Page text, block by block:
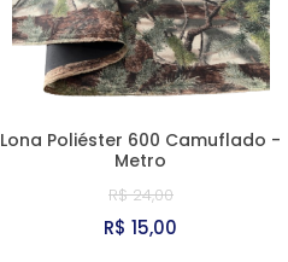
Lona Poliéster 600 Camuflado -
Metro
R$ 24,00
R$ 15,00